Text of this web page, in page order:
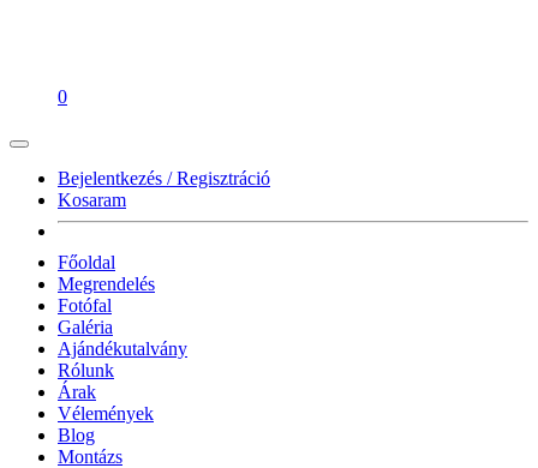
0
Bejelentkezés / Regisztráció
Kosaram
Főoldal
Megrendelés
Fotófal
Galéria
Ajándékutalvány
Rólunk
Árak
Vélemények
Blog
Montázs